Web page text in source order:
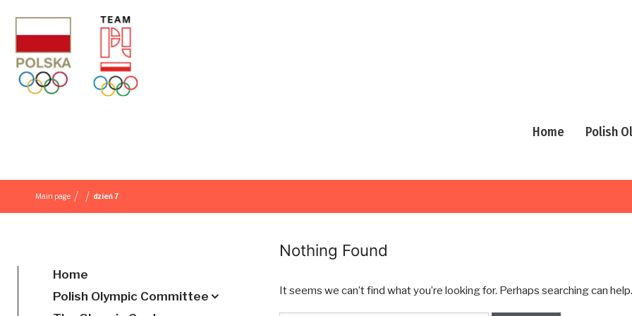
Home Polish
Main page / / dzień 7
Nothing Found
It seems we can’t find what you’re looking for. Perhaps searching can help.
Home
Polish Olympic Committee